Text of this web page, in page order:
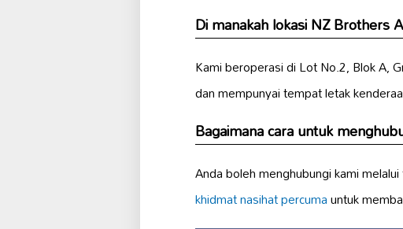
Di manakah lokasi NZ Brothers
Kami beroperasi di Lot No.2, Blok A,
dan mempunyai tempat letak
Bagaimana cara untuk
Anda boleh menghubungi kami
khidmat nasihat percumauntuk